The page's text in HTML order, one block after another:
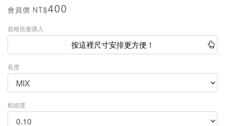
會員價 NT$400
規格批量購入
按這裡尺寸安排更方便！
長度
粗細度